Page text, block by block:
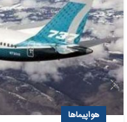
هواپیماها